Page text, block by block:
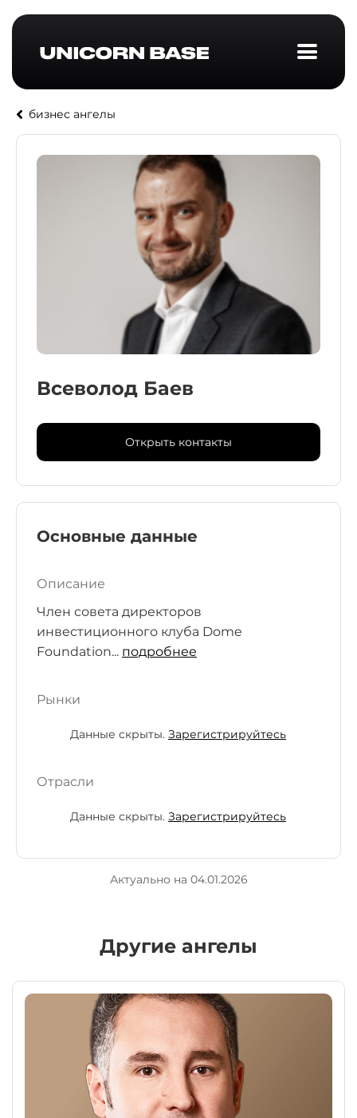
бизнес ангелы
Всеволод Баев
Открыть контакты
Основные данные
Описание
Член совета директоров
инвестиционного клуба Dome
Foundation... подробнее
Рынки
Данные скрыты. Зарегистрируйтесь
Отрасли
Данные скрыты. Зарегистрируйтесь
Актуально на 04.01.2026
Другие ангелы